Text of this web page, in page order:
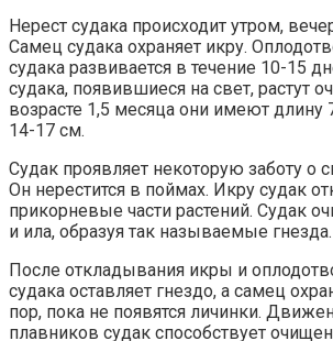
Нерест судака происходит утром,
Самец судака охраняет икру.
судака развивается в течение 10-15
судака, появившиеся на свет, растут
возрасте 1,5 месяца они имеют длину
14-17 см.
Судак проявляет некоторую заботу о
Он нерестится в поймах. Икру судак
прикорневые части растений. Судак
и ила, образуя так называемые гнезда.
После откладывания икры и
судака оставляет гнездо, а самец
пор, пока не появятся личинки.
плавников судак способствует